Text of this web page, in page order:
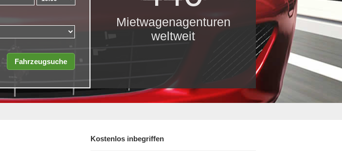
Mietwagenagenturen
weltweit
Kostenlos inbegriffen